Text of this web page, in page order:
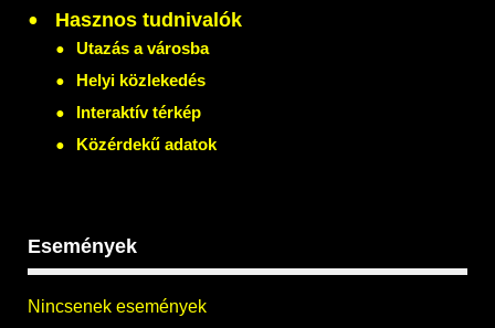
Hasznos tudnivalók
Utazás a városba
Helyi közlekedés
Interaktív térkép
Közérdekű adatok
Események
Nincsenek események